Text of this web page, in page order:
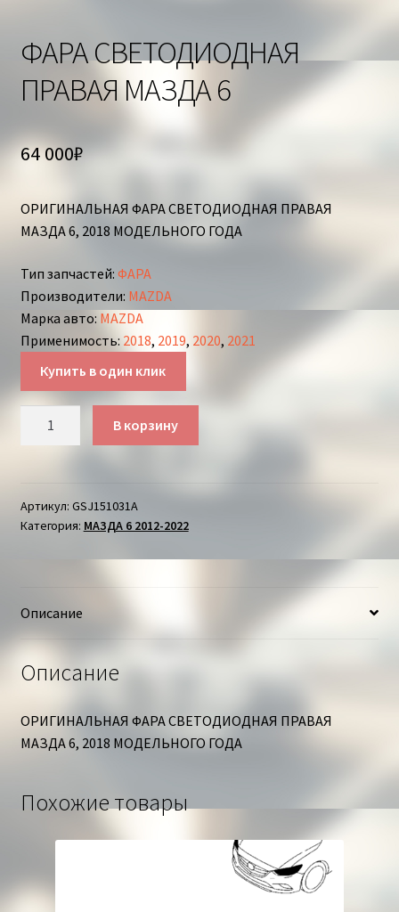
ФАРА СВЕТОДИОДНАЯ
ПРАВАЯ МАЗДА 6
64 000₽
ОРИГИНАЛЬНАЯ ФАРА СВЕТОДИОДНАЯ ПРАВАЯ
МАЗДА 6, 2018 МОДЕЛЬНОГО ГОДА
Тип запчастей: ФАРА
Производители: MAZDA
Марка авто: MAZDA
Применимость: 2018, 2019, 2020, 2021
Купить в один клик
ПРАВАЯ
МАЗДА
В корзину
Артикул: GSJ151031A
Категория: МАЗДА 6 2012-2022
Описание
Описание
ОРИГИНАЛЬНАЯ ФАРА СВЕТОДИОДНАЯ ПРАВАЯ
МАЗДА 6, 2018 МОДЕЛЬНОГО ГОДА
Похожие товары